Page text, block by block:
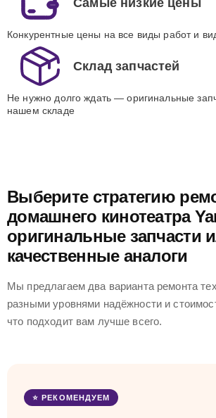
Конкурентные цены на все виды работ и
Склад запчастей
Не нужно долго ждать — оригинальные
нашем складе
Выберите стратегию
домашнего кинотеатра
оригинальные запчасти
качественные аналоги
Мы предлагаем два варианта ремонта
разными уровнями надёжности и
что подходит вам лучше всего.
⭐ РЕКОМЕНДУЕМ